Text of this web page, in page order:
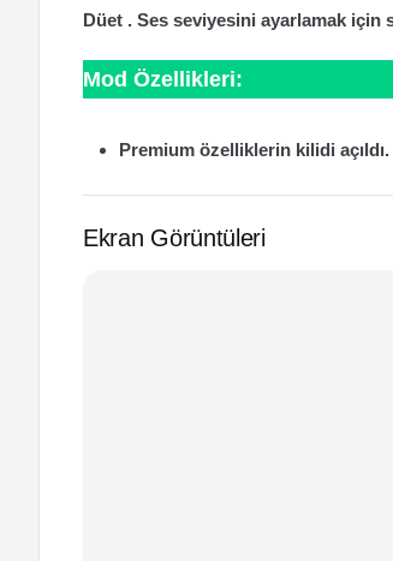
Düet . Ses seviyesini ayarlamak için
Mod Özellikleri:
Premium özelliklerin kilidi açıldı.
Ekran Görüntüleri